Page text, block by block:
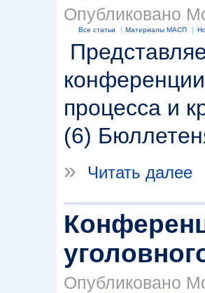
Опубликовано
Все статьи Материалы МАСП
процесса и
(6)
»
Читать далее
Опубликовано